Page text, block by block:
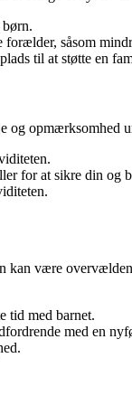
såsom
til at støtte en
opmærksomhed
for at sikre din og
være
tid med barnet.
med en